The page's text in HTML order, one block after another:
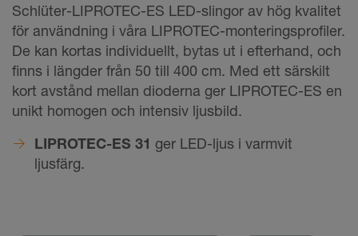
Schlüter-LIPROTEC-ES LED-slingor av hög kvalitet
för användning i våra LIPROTEC-monteringsprofiler.
De kan kortas individuellt, bytas ut i efterhand, och
finns i längder från 50 till 400 cm. Med ett särskilt
kort avstånd mellan dioderna ger LIPROTEC-ES en
unikt homogen och intensiv ljusbild.
LIPROTEC-ES 31 ger LED-ljus i varmvit
ljusfärg.